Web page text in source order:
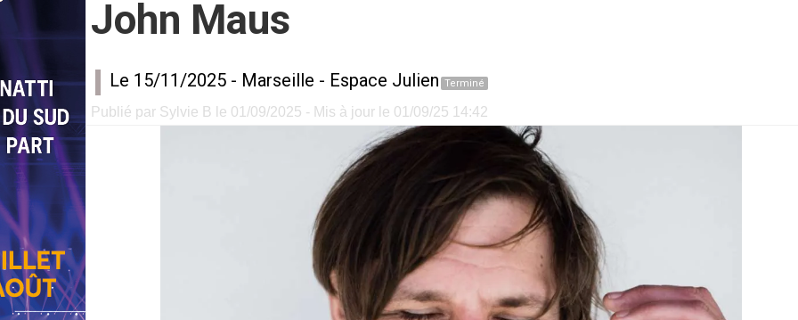
John Maus
Le 15/11/2025 - Marseille - Espace Julien Terminé
Publié par Sylvie B le 01/09/2025 - Mis à jour le 01/09/25 14:42